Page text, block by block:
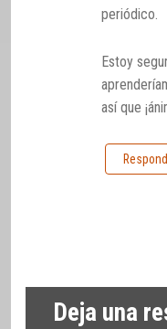
periódico.
Estoy
así que
Deja una